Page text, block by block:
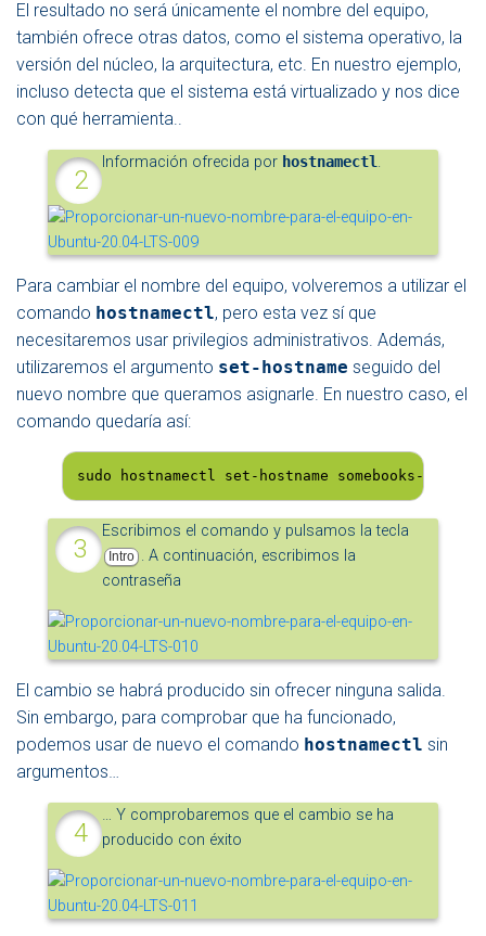
El resultado no será únicamente el nombre del equipo,
también ofrece otras datos, como el sistema operativo, la
versión del núcleo, la arquitectura, etc. En nuestro ejemplo,
incluso detecta que el sistema está virtualizado y nos dice
con qué herramienta..
Información ofrecida por hostnamectl .
Para cambiar el nombre del equipo, volveremos a utilizar el
comando hostnamectl, pero esta vez sí que
necesitaremos usar privilegios administrativos. Además,
utilizaremos el argumento set-hostname seguido del
nuevo nombre que queramos asignarle. En nuestro caso, el
comando quedaría así:
sudo hostnamectl set-hostname somebooks-server
Escribimos el comando y pulsamos la tecla
Intro . A continuación, escribimos la
contraseña
El cambio se habrá producido sin ofrecer ninguna salida.
Sin embargo, para comprobar que ha funcionado,
podemos usar de nuevo el comando hostnamectl sin
argumentos…
… Y comprobaremos que el cambio se ha
producido con éxito